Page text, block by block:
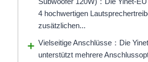
4 hochwertigen
zusätzlichen...
Vielseitige Anschlüsse：Die
unterstützt mehrere